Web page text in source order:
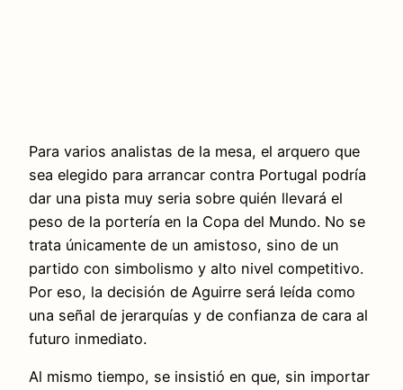
Para varios analistas de la mesa, el arquero que
sea elegido para arrancar contra Portugal podría
dar una pista muy seria sobre quién llevará el
peso de la portería en la Copa del Mundo. No se
trata únicamente de un amistoso, sino de un
partido con simbolismo y alto nivel competitivo.
Por eso, la decisión de Aguirre será leída como
una señal de jerarquías y de confianza de cara al
futuro inmediato.
Al mismo tiempo, se insistió en que, sin importar